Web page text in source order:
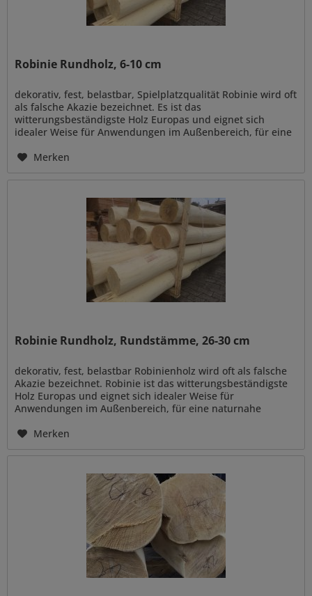
Robinie Rundholz, 6-10 cm
dekorativ, fest, belastbar, Spielplatzqualität Robinie wird oft
als falsche Akazie bezeichnet. Es ist das
witterungsbeständigste Holz Europas und eignet sich
idealer Weise für Anwendungen im Außenbereich, für eine
Merken
Robinie Rundholz, Rundstämme, 26-30 cm
dekorativ, fest, belastbar Robinienholz wird oft als falsche
Akazie bezeichnet. Robinie ist das witterungsbeständigste
Holz Europas und eignet sich idealer Weise für
Anwendungen im Außenbereich, für eine naturnahe
Merken